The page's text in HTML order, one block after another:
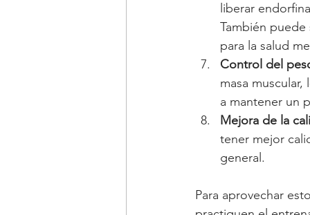
liberar
También
para la salud
Control del
masa
a mantener un
Mejora de la
tener mejor
general.
Para aprovechar